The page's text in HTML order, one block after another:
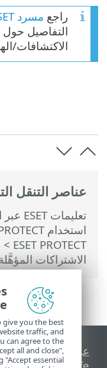
عناصر التنقل
تعليمات ESET عبر الإنترنت
استخدام ‎ESET PROTECT
ESET PROTECT
>
الاشتراكات
راجعمسرد ESET
الاكتشافات/
عرض موقع سطح
give you the best
traffic, and
can agree to the
all and close",
"Accept essential